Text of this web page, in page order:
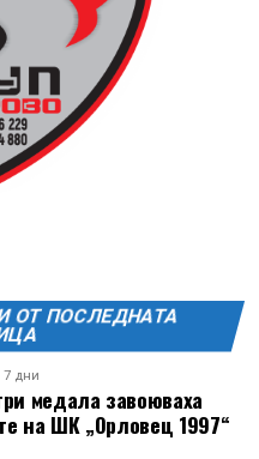
Йоанна Петрова от
“Брънч за начинаещи”
някъде, а тук и сега!
ОТ ПОСЛЕДНАТА
7 дни
медала завоюваха
на ШК „Орловец 1997“